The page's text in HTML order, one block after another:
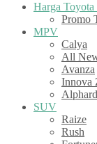
Harga Toyota
Promo
MPV
Calya
All
Avanza
Innova
SUV
Raize
Rush